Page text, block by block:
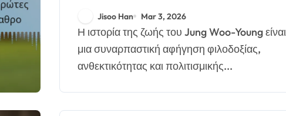
Οικογενειακό υπόβαθρο
Jisoo Han Mar 3, 2026
Η ιστορία της ζωής του Jung Woo-Young είναι
μια συναρπαστική αφήγηση φιλοδοξίας,
ανθεκτικότητας και πολιτισμικής...